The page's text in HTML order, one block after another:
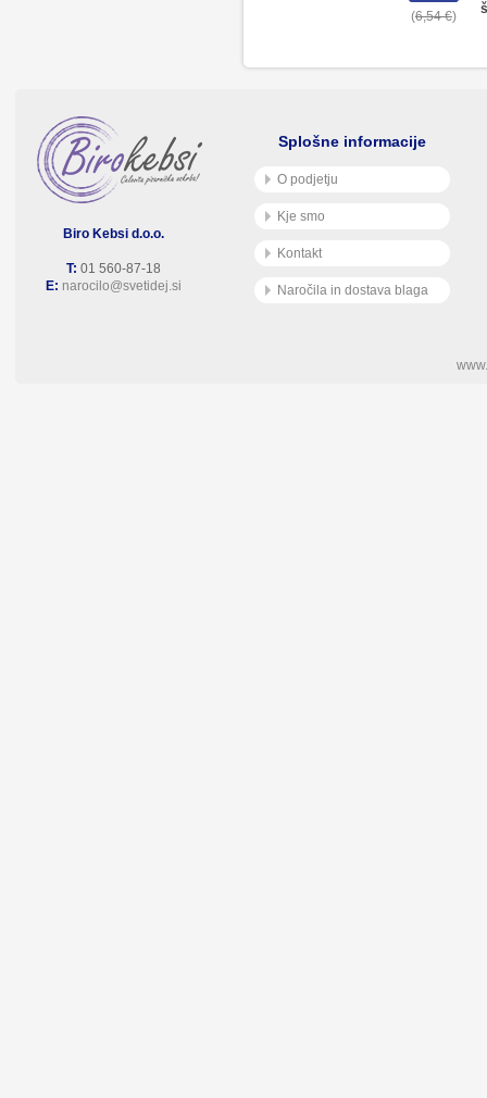
6,54 €
Biro Kebsi d.o.o.
T: 01 560-87-18
E: narocilo@svetidej.si
Splošne informacije
O podjetju
Kje smo
Kontakt
Naročila in dostava blaga